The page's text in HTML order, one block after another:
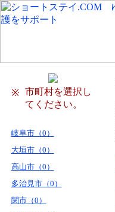
※
市町村を選択し
てください。
岐阜市（0）
大垣市（0）
高山市（0）
多治見市（0）
関市（0）